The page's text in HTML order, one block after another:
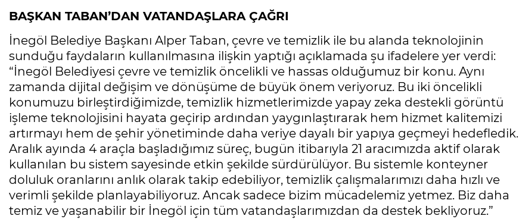
BAŞKAN TABAN’DAN VATANDAŞLARA ÇAĞRI
İnegöl Belediye Başkanı Alper Taban, çevre ve temizlik ile bu alanda teknolojinin
sunduğu faydaların kullanılmasına ilişkin yaptığı açıklamada şu ifadelere yer verdi:
“İnegöl Belediyesi çevre ve temizlik öncelikli ve hassas olduğumuz bir konu. Aynı
zamanda dijital değişim ve dönüşüme de büyük önem veriyoruz. Bu iki öncelikli
konumuzu birleştirdiğimizde, temizlik hizmetlerimizde yapay zeka destekli görüntü
işleme teknolojisini hayata geçirip ardından yaygınlaştırarak hem hizmet kalitemizi
artırmayı hem de şehir yönetiminde daha veriye dayalı bir yapıya geçmeyi hedefledik.
Aralık ayında 4 araçla başladığımız süreç, bugün itibarıyla 21 aracımızda aktif olarak
kullanılan bu sistem sayesinde etkin şekilde sürdürülüyor. Bu sistemle konteyner
doluluk oranlarını anlık olarak takip edebiliyor, temizlik çalışmalarımızı daha hızlı ve
verimli şekilde planlayabiliyoruz. Ancak sadece bizim mücadelemiz yetmez. Biz daha
temiz ve yaşanabilir bir İnegöl için tüm vatandaşlarımızdan da destek bekliyoruz.”